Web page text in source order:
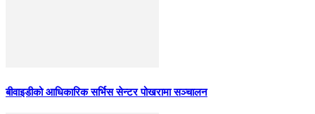
बीवाइडीको आधिकारिक सर्भिस सेन्टर पोखरामा सञ्चालन